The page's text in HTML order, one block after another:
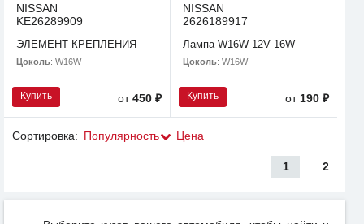
NISSAN
KE26289909
ЭЛЕМЕНТ КРЕПЛЕНИЯ
Цоколь: W16W
Купить от450 ₽
NISSAN
2626189917
Лампа W16W 12V 16W
Цоколь: W16W
Купить от 190 ₽
Сортировка: Популярность Цена
1 2